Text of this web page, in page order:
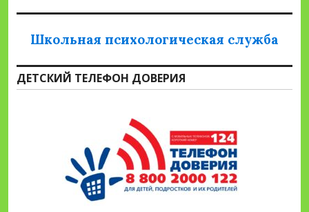
Школьная психологическая служба
ДЕТСКИЙ ТЕЛЕФОН ДОВЕРИЯ